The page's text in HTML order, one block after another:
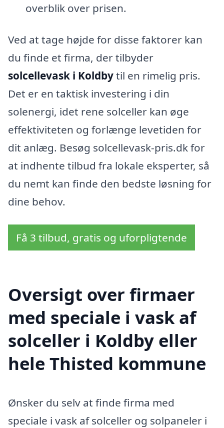
overblik over prisen.
Ved at tage højde for disse faktorer kan
du finde et firma, der tilbyder
solcellevask i Koldbytil en rimelig pris.
Det er en taktisk investering i din
solenergi, idet rene solceller kan øge
effektiviteten og forlænge levetiden for
dit anlæg. Besøg solcellevask-pris.dk for
at indhente tilbud fra lokale eksperter, så
du nemt kan finde den bedste løsning for
dine behov.
Få 3 tilbud, gratis og uforpligtende
Oversigt over firmaer
med speciale i vask af
solceller i Koldby eller
hele Thisted kommune
Ønsker du selv at finde firma med
speciale i vask af solceller og solpaneler i